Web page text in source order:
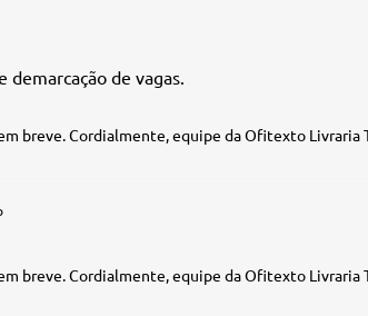
de vagas.
breve. Cordialmente, equipe da Ofitexto Livraria
breve. Cordialmente, equipe da Ofitexto Livraria